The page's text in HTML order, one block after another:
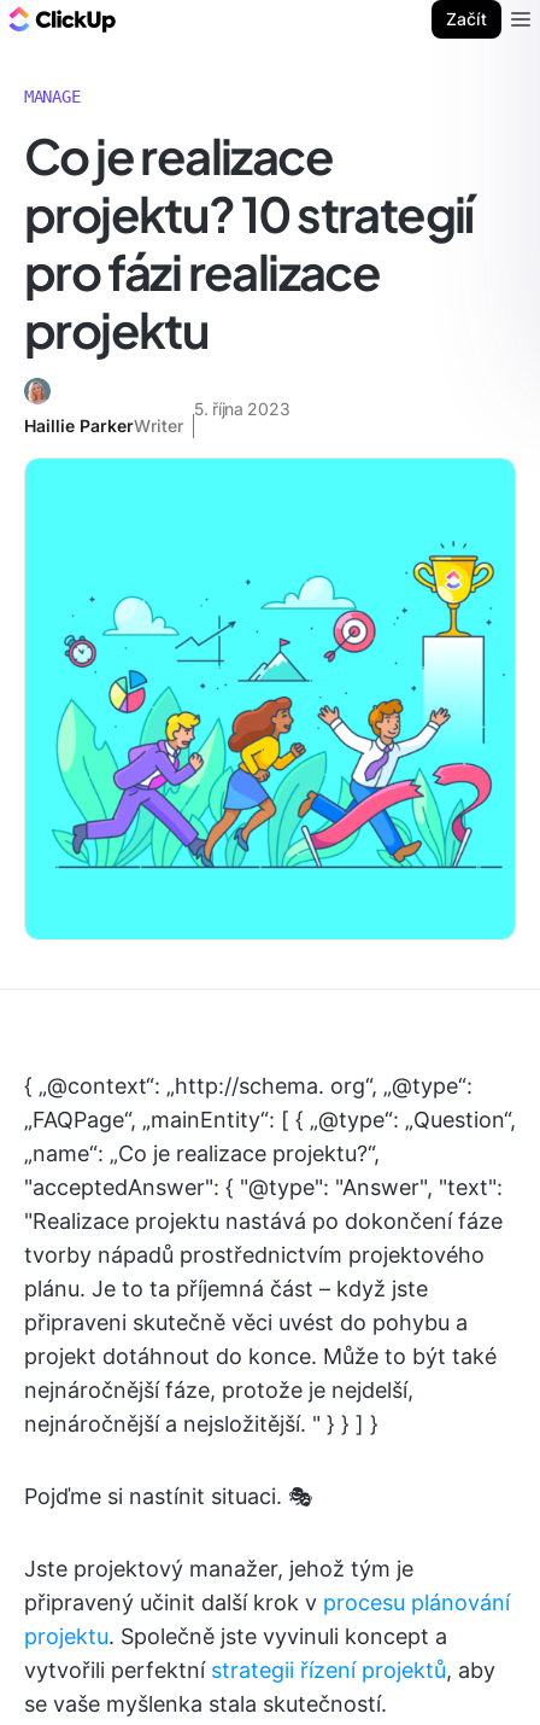
Začít
MANAGE
Co je realizace
projektu? 10 strategií
pro fázi realizace
projektu
Haillie ParkerWriter
5. října 2023
{ „@context“: „http://schema. org“, „@type“:
„FAQPage“, „mainEntity“: [ { „@type“: „Question“,
„name“: „Co je realizace projektu?“,
"acceptedAnswer": { "@type": "Answer", "text":
"Realizace projektu nastává po dokončení fáze
tvorby nápadů prostřednictvím projektového
plánu. Je to ta příjemná část – když jste
připraveni skutečně věci uvést do pohybu a
projekt dotáhnout do konce. Může to být také
nejnáročnější fáze, protože je nejdelší,
nejnáročnější a nejsložitější. " } } ] }
Pojďme si nastínit situaci. 🎭
Jste projektový manažer, jehož tým je
připravený učinit další krok v procesu plánování
projektu. Společně jste vyvinuli koncept a
vytvořili perfektní strategii řízení projektů, aby
se vaše myšlenka stala skutečností.